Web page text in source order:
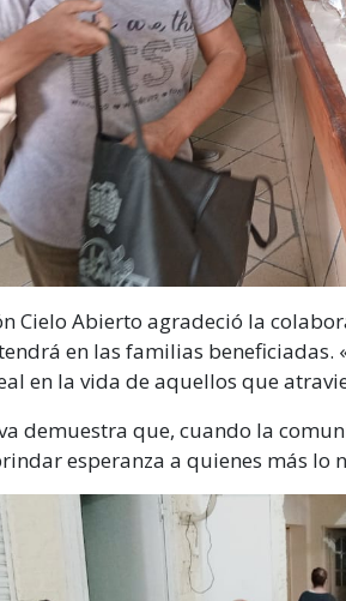
Cielo Abierto agradeció la
en las familias beneficiadas.
en la vida de aquellos que
demuestra que, cuando la
esperanza a quienes más lo